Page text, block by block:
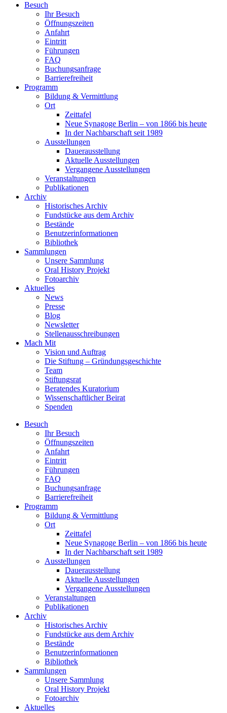
Besuch
Ihr Besuch
Öffnungszeiten
Anfahrt
Eintritt
Führungen
FAQ
Buchungsanfrage
Barrierefreiheit
Programm
Bildung & Vermittlung
Ort
Zeittafel
Neue Synagoge Berlin – von 1866 bis heute
In der Nachbarschaft seit 1989
Ausstellungen
Dauerausstellung
Aktuelle Ausstellungen
Vergangene Ausstellungen
Veranstaltungen
Publikationen
Archiv
Historisches Archiv
Fundstücke aus dem Archiv
Bestände
Benutzerinformationen
Bibliothek
Sammlungen
Unsere Sammlung
Oral History Projekt
Fotoarchiv
Aktuelles
News
Presse
Blog
Newsletter
Stellenausschreibungen
Mach Mit
Vision und Auftrag
Die Stiftung – Gründungsgeschichte
Team
Stiftungsrat
Beratendes Kuratorium
Wissenschaftlicher Beirat
Spenden
Besuch
Ihr Besuch
Öffnungszeiten
Anfahrt
Eintritt
Führungen
FAQ
Buchungsanfrage
Barrierefreiheit
Programm
Bildung & Vermittlung
Ort
Zeittafel
Neue Synagoge Berlin – von 1866 bis heute
In der Nachbarschaft seit 1989
Ausstellungen
Dauerausstellung
Aktuelle Ausstellungen
Vergangene Ausstellungen
Veranstaltungen
Publikationen
Archiv
Historisches Archiv
Fundstücke aus dem Archiv
Bestände
Benutzerinformationen
Bibliothek
Sammlungen
Unsere Sammlung
Oral History Projekt
Fotoarchiv
Aktuelles